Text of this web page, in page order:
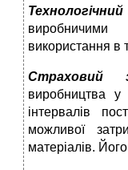
Технологічний
використання в
Страховий
виробництва у
інтервалів
можливої
матеріалів.